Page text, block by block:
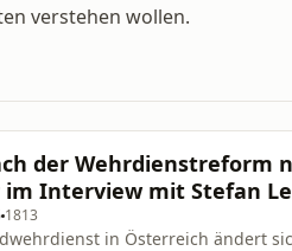
verstehen wollen.
der
im Interview mit Stefan
1813
in Österreich ändert